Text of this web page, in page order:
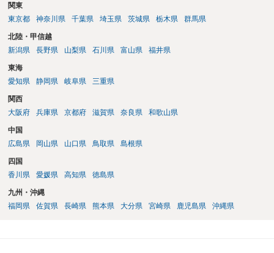
関東
東京都
神奈川県 千葉県 埼玉県 茨城県 栃木県 群馬県
北陸・甲信越
新潟県
長野県 山梨県 石川県 富山県 福井県
東海
愛知県
静岡県 岐阜県 三重県
関西
大阪府
兵庫県 京都府 滋賀県 奈良県 和歌山県
中国
広島県
岡山県 山口県 鳥取県 島根県
四国
香川県
愛媛県 高知県 徳島県
九州・沖縄
福岡県
佐賀県 長崎県 熊本県 大分県 宮崎県 鹿児島県 沖縄県